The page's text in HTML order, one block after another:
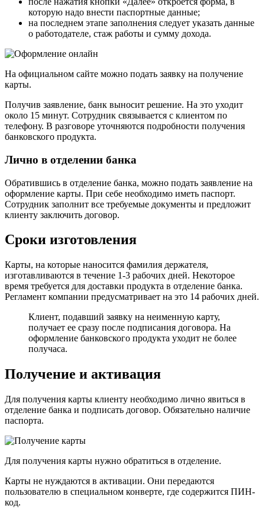
которую надо внести паспортные данные;
на последнем этапе заполнения следует указать данные
о работодателе, стаж работы и сумму дохода.
На официальном сайте можно подать заявку на получение
карты.
Получив заявление, банк выносит решение. На это уходит
около 15 минут. Сотрудник связывается с клиентом по
телефону. В разговоре уточняются подробности получения
банковского продукта.
Лично в отделении банка
Обратившись в отделение банка, можно подать заявление на
оформление карты. При себе необходимо иметь паспорт.
Сотрудник заполнит все требуемые документы и предложит
клиенту заключить договор.
Сроки изготовления
Карты, на которые наносится фамилия держателя,
изготавливаются в течение 1-3 рабочих дней. Некоторое
время требуется для доставки продукта в отделение банка.
Регламент компании предусматривает на это 14 рабочих дней.
Клиент, подавший заявку на неименную карту,
получает ее сразу после подписания договора. На
оформление банковского продукта уходит не более
получаса.
Получение и активация
Для получения карты клиенту необходимо лично явиться в
отделение банка и подписать договор. Обязательно наличие
паспорта.
Для получения карты нужно обратиться в отделение.
Карты не нуждаются в активации. Они передаются
пользователю в специальном конверте, где содержится ПИН-
код.